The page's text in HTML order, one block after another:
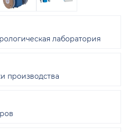
лаборатория
производства